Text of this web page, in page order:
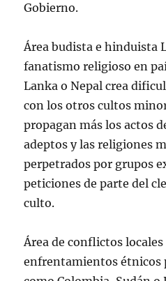
Gobierno.
Área budista e hinduista
fanatismo religioso en
Lanka o Nepal crea
con los otros cultos
propagan más los actos
adeptos y las religiones
perpetrados por grupos
peticiones de parte del
culto.
Área de conflictos
enfrentamientos étnicos